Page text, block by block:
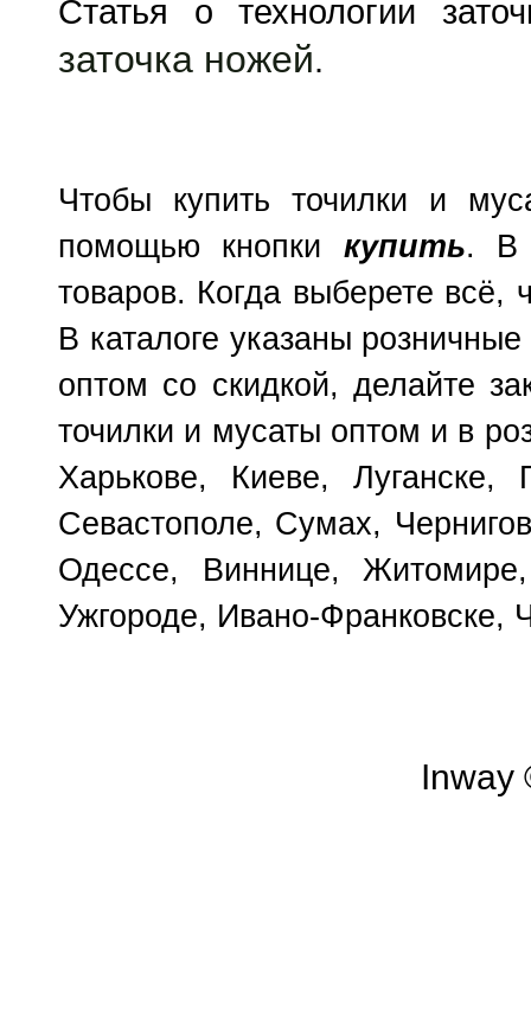
Статья о технологии
заточка ножей.
Чтобы купить точилки и
помощью кнопки купить. В
товаров. Когда выберете всё,
В каталоге указаны
оптом со скидкой, делайте
точилки и мусаты оптом и в
Харькове, Киеве, Луганске,
Севастополе, Сумах,
Одессе, Виннице,
Ужгороде, Ивано-Франковске,
Inway